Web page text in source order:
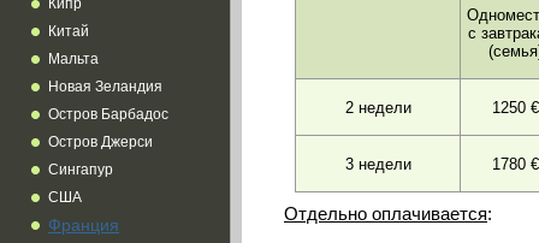
Кипр
Китай
Мальта
Новая Зеландия
Остров Барбадос
Остров Джерси
Сингапур
США
Франция
с
2 недели 1250 €
3 недели 1780 €
Отдельно оплачивается: